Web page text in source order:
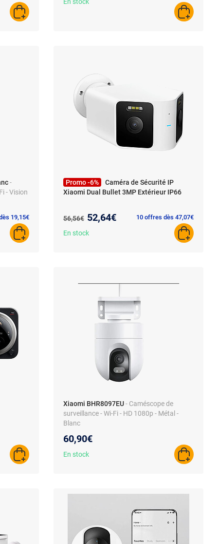
AJOUTER AU PANIER
En stock
AJOUTER
-
- Vision
19,15€
AJOUTER AU PANIER
Promo -6%
Caméra de Sécurité IP
Xiaomi Dual Bullet 3MP Extérieur IP66
Ancien prix :
56,56€ Nouveau prix :
52,64€ 10 offres dès 47,07€
En stock
AJOUTER
AJOUTER AU PANIER
Xiaomi BHR8097EU- Caméscope de
surveillance - Wi-Fi - HD 1080p - Métal -
Blanc
60,90€
En stock
AJOUTER